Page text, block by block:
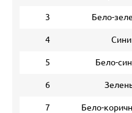
3 Бело-
4
5 Бело-
6
7 Бело-